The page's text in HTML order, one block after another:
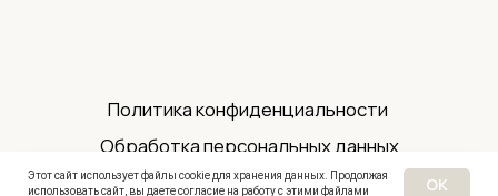
Этот сайт использует файлы cookie для хранения данных. Продолжая
использовать сайт, вы даете согласие на работу с этими файлами
OK